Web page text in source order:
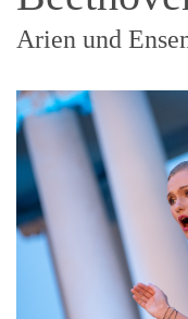
Arien und